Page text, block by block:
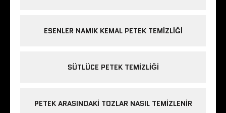
ESENLER NAMIK KEMAL PETEK TEMIZLIĞI
SÜTLÜCE PETEK TEMIZLIĞI
PETEK ARASINDAKI TOZLAR NASIL TEMIZLENIR